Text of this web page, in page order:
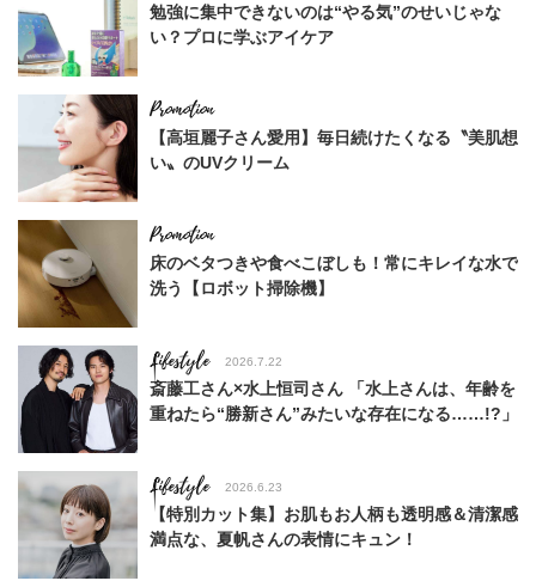
勉強に集中できないのは“やる気”のせいじゃな
い？プロに学ぶアイケア
【高垣麗子さん愛用】毎日続けたくなる〝美肌想
い〟のUVクリーム
床のベタつきや食べこぼしも！常にキレイな水で
洗う【ロボット掃除機】
Lifestyle 2026.7.22
斎藤工さん×水上恒司さん 「水上さんは、年齢を
重ねたら“勝新さん”みたいな存在になる……!?」
Lifestyle 2026.6.23
【特別カット集】お肌もお人柄も透明感＆清潔感
満点な、夏帆さんの表情にキュン！